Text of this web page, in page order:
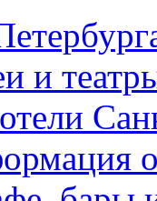
и